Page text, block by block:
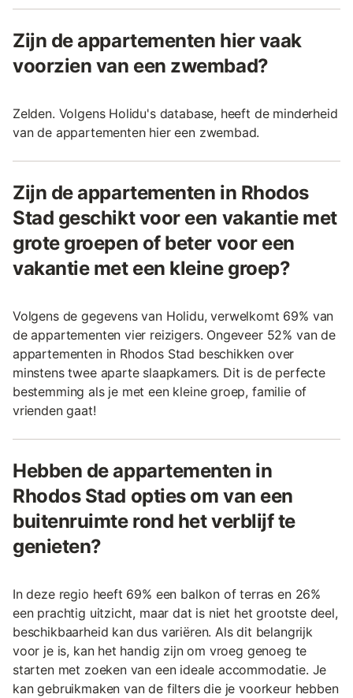
Zijn de appartementen hier vaak
voorzien van een zwembad?
Zelden. Volgens Holidu's database, heeft de minderheid
van de appartementen hier een zwembad.
Zijn de appartementen in Rhodos
Stad geschikt voor een vakantie met
grote groepen of beter voor een
vakantie met een kleine groep?
Volgens de gegevens van Holidu, verwelkomt 69% van
de appartementen vier reizigers. Ongeveer 52% van de
appartementen in Rhodos Stad beschikken over
minstens twee aparte slaapkamers. Dit is de perfecte
bestemming als je met een kleine groep, familie of
vrienden gaat!
Hebben de appartementen in
Rhodos Stad opties om van een
buitenruimte rond het verblijf te
genieten?
In deze regio heeft 69% een balkon of terras en 26%
een prachtig uitzicht, maar dat is niet het grootste deel,
beschikbaarheid kan dus variëren. Als dit belangrijk
voor je is, kan het handig zijn om vroeg genoeg te
starten met zoeken van een ideale accommodatie. Je
kan gebruikmaken van de filters die je voorkeur hebben